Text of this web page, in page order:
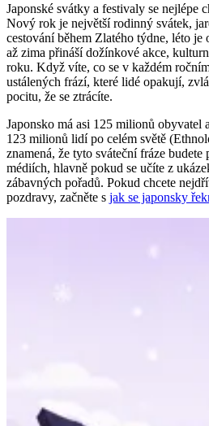
Japonské svátky a festivaly se nejlépe
Nový rok je největší rodinný svátek,
cestování během Zlatého týdne, léto je
až zima přináší dožínkové akce,
roku. Když víte, co se v každém
ustálených frází, které lidé opakují,
pocitu, že se ztrácíte.
Japonsko má asi 125 milionů obyvatel
123 milionů lidí po celém světě
znamená, že tyto sváteční fráze budete
médiích, hlavně pokud se učíte z
zábavných pořadů. Pokud chcete
pozdravy, začněte s jak se japonsky